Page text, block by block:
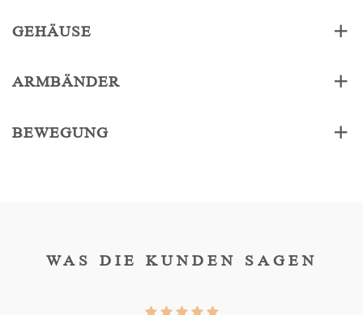
GEHÄUSE
ARMBÄNDER
BEWEGUNG
WAS DIE KUNDEN SAGEN